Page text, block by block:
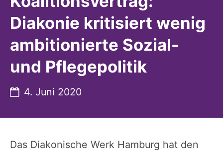
Diakonie kritisiert wenig
ambitionierte Sozial-
und Pflegepolitik
Datum:
4. Juni 2020
Das Diakonische Werk Hamburg hat den